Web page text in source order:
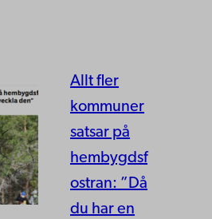
Allt fler
kommuner
satsar på
hembygdsf
ostran: ”Då
du har en